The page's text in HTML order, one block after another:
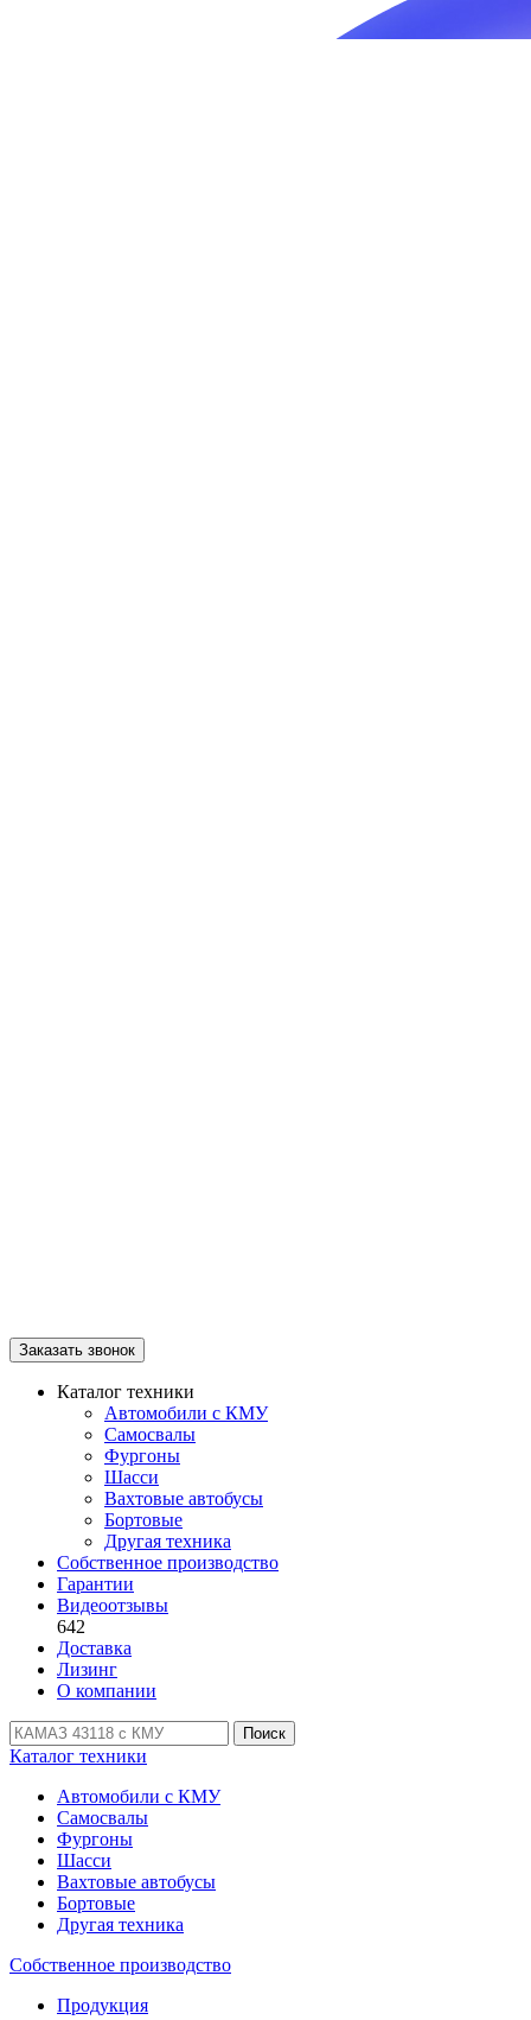
Заказать звонок
Каталог техники
Автомобили с КМУ
Самосвалы
Фургоны
Шасси
Вахтовые автобусы
Бортовые
Другая техника
Собственное производство
Гарантии
Видеоотзывы
642
Доставка
Лизинг
О компании
Поиск
Каталог техники
Автомобили с КМУ
Самосвалы
Фургоны
Шасси
Вахтовые автобусы
Бортовые
Другая техника
Собственное производство
Продукция